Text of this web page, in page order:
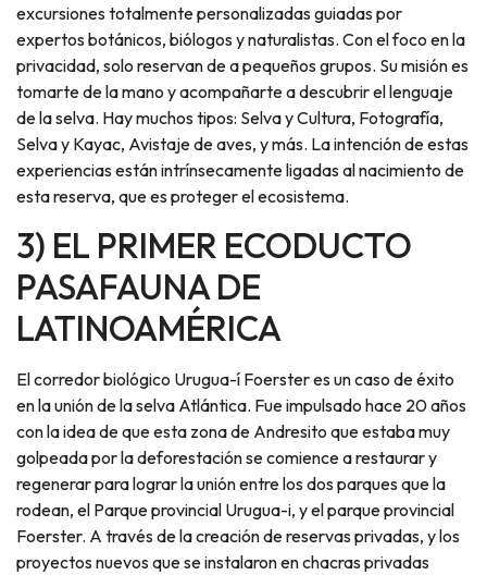
excursiones totalmente personalizadas guiadas por
expertos botánicos, biólogos y naturalistas. Con el foco en la
privacidad, solo reservan de a pequeños grupos. Su misión es
tomarte de la mano y acompañarte a descubrir el lenguaje
de la selva. Hay muchos tipos: Selva y Cultura, Fotografía,
Selva y Kayac, Avistaje de aves, y más. La intención de estas
experiencias están intrínsecamente ligadas al nacimiento de
esta reserva, que es proteger el ecosistema.
3) EL PRIMER ECODUCTO
PASAFAUNA DE
LATINOAMÉRICA
El corredor biológico Urugua-í Foerster es un caso de éxito
en la unión de la selva Atlántica. Fue impulsado hace 20 años
con la idea de que esta zona de Andresito que estaba muy
golpeada por la deforestación se comience a restaurar y
regenerar para lograr la unión entre los dos parques que la
rodean, el Parque provincial Urugua-i, y el parque provincial
Foerster. A través de la creación de reservas privadas, y los
proyectos nuevos que se instalaron en chacras privadas